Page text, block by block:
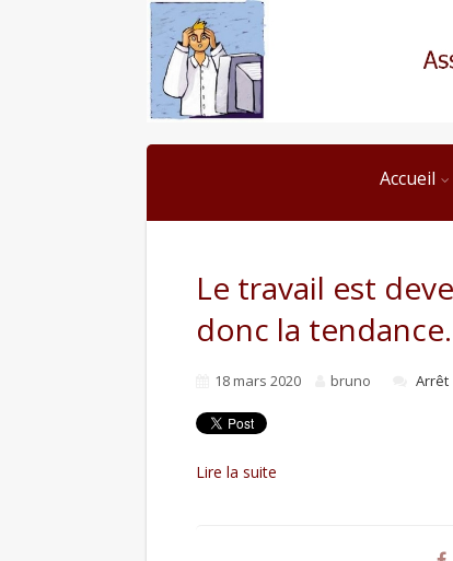
Accueil
Le travail est
donc la
18 mars 2020 bruno Arrêt
Lire la suite